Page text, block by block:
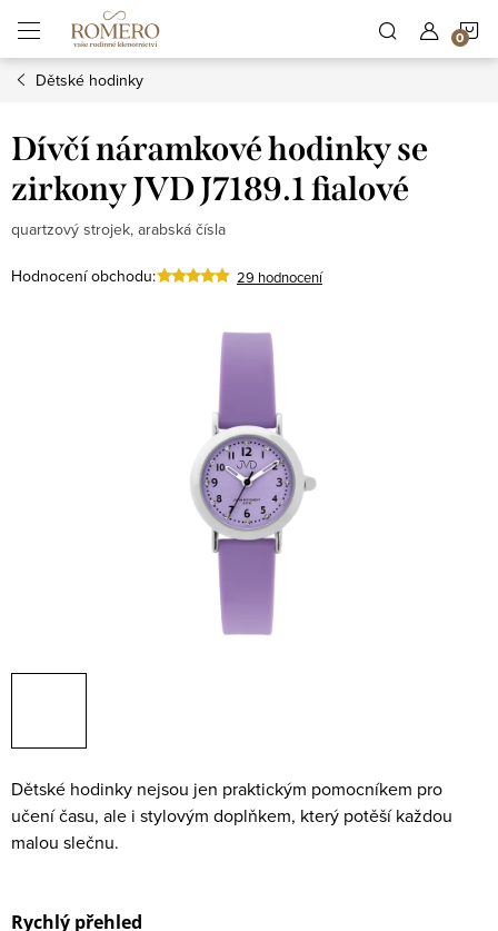
obsah
Dětské hodinky
Dívčí náramkové hodinky se
zirkony JVD J7189.1 fialové
quartzový strojek, arabská čísla
Hodnocení obchodu: 29 hodnocení
Dětské hodinky nejsou jen praktickým pomocníkem pro
učení času, ale i stylovým doplňkem, který potěší každou
malou slečnu.
Rychlý přehled